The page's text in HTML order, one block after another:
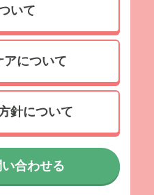
いて
について
針について
合わせる